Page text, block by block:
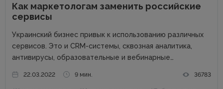
Как маркетологам заменить российские
сервисы
Украинский бизнес привык к использованию различных
сервисов. Это и CRM-системы, сквозная аналитика,
антивирусы, образовательные и вебинарные
многие другие. Наша задача – перейти на
22.03.2022 9 мин. 36783